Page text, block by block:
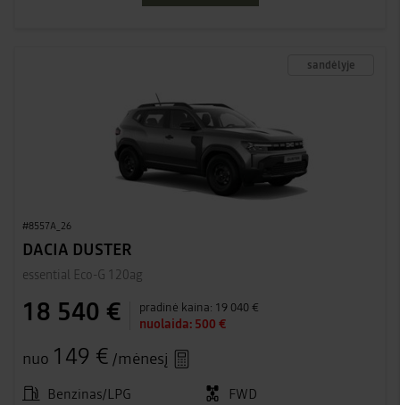
sandėlyje
#8557A_26
DACIA DUSTER
essential Eco-G 120ag
18 540 € pradinė kaina: 19 040 €
nuolaida: 500 €
nuo 149 € /mėnesį
Benzinas/LPG
FWD